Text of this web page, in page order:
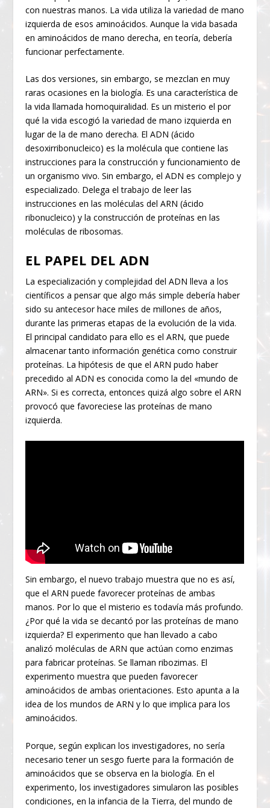
con nuestras manos. La vida utiliza la variedad de mano
izquierda de esos aminoácidos. Aunque la vida basada
en aminoácidos de mano derecha, en teoría, debería
funcionar perfectamente.
Las dos versiones, sin embargo, se mezclan en muy
raras ocasiones en la biología. Es una característica de
la vida llamada homoquiralidad. Es un misterio el por
qué la vida escogió la variedad de mano izquierda en
lugar de la de mano derecha. El ADN (ácido
desoxirribonucleico) es la molécula que contiene las
instrucciones para la construcción y funcionamiento de
un organismo vivo. Sin embargo, el ADN es complejo y
especializado. Delega el trabajo de leer las
instrucciones en las moléculas del ARN (ácido
ribonucleico) y la construcción de proteínas en las
moléculas de ribosomas.
EL PAPEL DEL ADN
La especialización y complejidad del ADN lleva a los
científicos a pensar que algo más simple debería haber
sido su antecesor hace miles de millones de años,
durante las primeras etapas de la evolución de la vida.
El principal candidato para ello es el ARN, que puede
almacenar tanto información genética como construir
proteínas. La hipótesis de que el ARN pudo haber
precedido al ADN es conocida como la del «mundo de
ARN». Si es correcta, entonces quizá algo sobre el ARN
provocó que favoreciese las proteínas de mano
izquierda.
Sin embargo, el nuevo trabajo muestra que no es así,
que el ARN puede favorecer proteínas de ambas
manos. Por lo que el misterio es todavía más profundo.
¿Por qué la vida se decantó por las proteínas de mano
izquierda? El experimento que han llevado a cabo
analizó moléculas de ARN que actúan como enzimas
para fabricar proteínas. Se llaman ribozimas. El
experimento muestra que pueden favorecer
aminoácidos de ambas orientaciones. Esto apunta a la
idea de los mundos de ARN y lo que implica para los
aminoácidos.
Porque, según explican los investigadores, no sería
necesario tener un sesgo fuerte para la formación de
aminoácidos que se observa en la biología. En el
experimento, los investigadores simularon las posibles
condiciones, en la infancia de la Tierra, del mundo de